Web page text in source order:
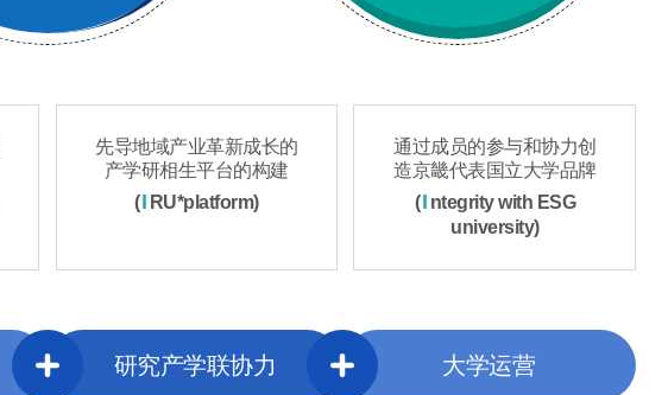
先导地域产业革新成长的
产学研相生平台的构建
(I RU*platform)
通过成员的参与和协力创
造京畿代表国立大学品牌
(I ntegrity with ESG
university)
研究产学联协力 大学运营